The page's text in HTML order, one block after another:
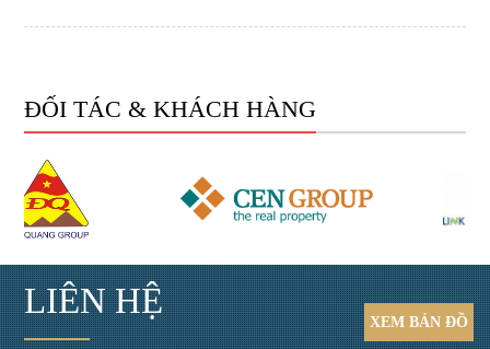
ĐỐI TÁC & KHÁCH HÀNG
XEM BẢN ĐỒ
LIÊN HỆ